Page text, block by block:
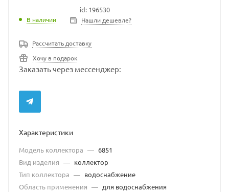
id: 196530
В наличии Нашли дешевле?
Рассчитать доставку
Хочу в подарок
Заказать через мессенджер:
Характеристики
Модель коллектора — 6851
Вид изделия — коллектор
Тип коллектора — водоснабжение
Область применения — для водоснабжения